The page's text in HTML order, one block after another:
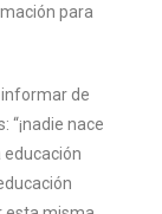
para
de
nace
educación